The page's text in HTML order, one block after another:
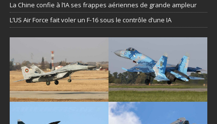
La Chine confie à l’IA ses frappes aériennes de grande ampleur
L’US Air Force fait voler un F-16 sous le contrôle d’une IA